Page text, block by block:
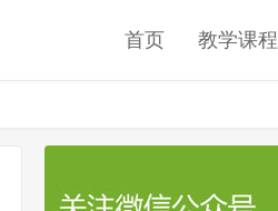
首页 教学课程